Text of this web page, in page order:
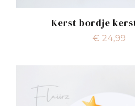
Kerst bordje
€ 24,99